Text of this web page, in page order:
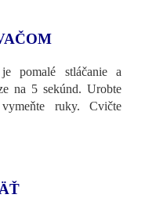
pomalé stláčanie a
na 5 sekúnd. Urobte
ruky. Cvičte